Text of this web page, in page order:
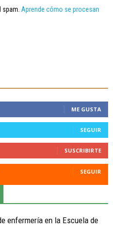
Aprende cómo se procesan
ME GUSTA
SEGUIR
SUSCRIBIRTE
SEGUIR
enfermería en la Escuela de